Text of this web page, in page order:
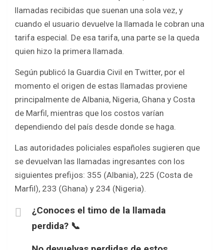
llamadas recibidas que suenan una sola vez, y
cuando el usuario devuelve la llamada le cobran una
tarifa especial. De esa tarifa, una parte se la queda
quien hizo la primera llamada.
Según publicó la Guardia Civil en Twitter, por el
momento el origen de estas llamadas proviene
principalmente de Albania, Nigeria, Ghana y Costa
de Marfil, mientras que los costos varían
dependiendo del país desde donde se haga.
Las autoridades policiales españoles sugieren que
se devuelvan las llamadas ingresantes con los
siguientes prefijos: 355 (Albania), 225 (Costa de
Marfil), 233 (Ghana) y 234 (Nigeria).
¿Conoces el timo de la llamada
perdida? 📞